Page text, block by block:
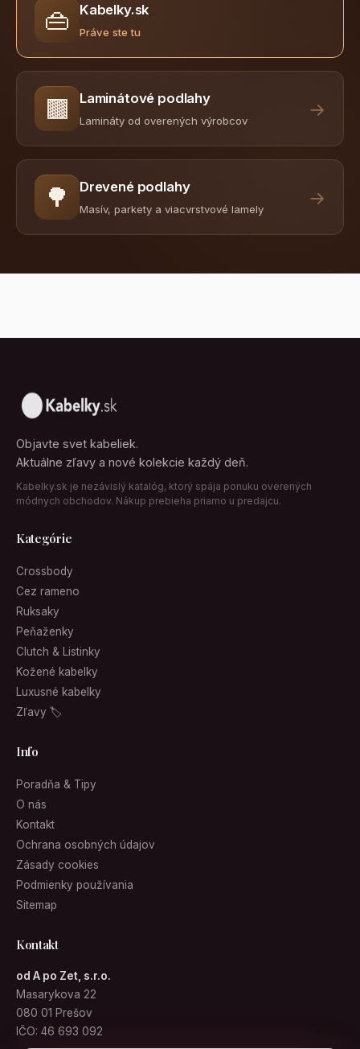
👜 Kabelky.sk
Práve ste tu
🟫 Laminátové podlahy
Lamináty od overených výrobcov
→
🌳 Drevené podlahy
Masív, parkety a viacvrstvové lamely
→
Objavte svet kabeliek.
Aktuálne zľavy a nové kolekcie každý deň.
Kabelky.sk je nezávislý katalóg, ktorý spája ponuku overených
módnych obchodov. Nákup prebieha priamo u predajcu.
Kategórie
Crossbody
Cez rameno
Ruksaky
Peňaženky
Clutch & Listinky
Kožené kabelky
Luxusné kabelky
Zľavy 🏷
Info
Poradňa & Tipy
O nás
Kontakt
Ochrana osobných údajov
Zásady cookies
Podmienky používania
Sitemap
Kontakt
od A po Zet, s.r.o.
Masarykova 22
080 01 Prešov
IČO: 46 693 092